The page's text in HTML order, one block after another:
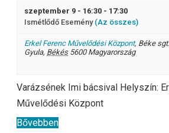
szeptember 9 - 16:30 - 17:30
Ismétlődő Esemény (Az összes)
Erkel Ferenc Művelődési Központ, Béke
Gyula, Békés 5600 Magyarország
Varázsének Imi bácsival Helyszín:
Művelődési Központ
Bővebben